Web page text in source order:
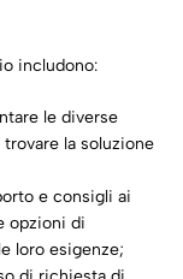
includono:
le diverse
la soluzione
e consigli ai
opzioni di
loro esigenze;